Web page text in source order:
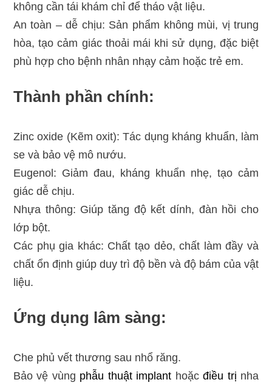
không cần tái khám chỉ để tháo vật liệu.
An toàn – dễ chịu: Sản phẩm không mùi, vị trung
hòa, tạo cảm giác thoải mái khi sử dụng, đặc biệt
phù hợp cho bệnh nhân nhạy cảm hoặc trẻ em.
Thành phần chính:
Zinc oxide (Kẽm oxit): Tác dụng kháng khuẩn, làm
se và bảo vệ mô nướu.
Eugenol: Giảm đau, kháng khuẩn nhẹ, tạo cảm
giác dễ chịu.
Nhựa thông: Giúp tăng độ kết dính, đàn hồi cho
lớp bột.
Các phụ gia khác: Chất tạo dẻo, chất làm đầy và
chất ổn định giúp duy trì độ bền và độ bám của vật
liệu.
Ứng dụng lâm sàng:
Che phủ vết thương sau nhổ răng.
Bảo vệ vùng phẫu thuật implant hoặcđiều trị nha